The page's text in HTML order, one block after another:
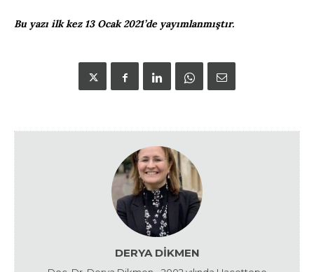
Bu yazı ilk kez 13 Ocak 2021’de yayımlanmıştır.
DERYA DIKMEN